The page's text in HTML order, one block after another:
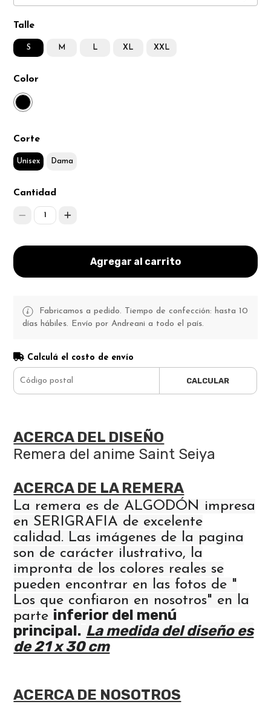
Talle
S M L XL XXL
Color
Corte
Unisex Dama
Cantidad
1
Agregar al carrito
Fabricamos a pedido. Tiempo de confección: hasta 10
días hábiles. Envío por Andreani a todo el país.
Calculá el costo de envío
CALCULAR
ACERCA DEL DISEÑO
Remera del anime Saint Seiya
ACERCA DE LA REMERA
La remera es de ALGODÓN impresa
en SERIGRAFIA de excelente
calidad. Las imágenes de la pagina
son de carácter ilustrativo, la
impronta de los colores reales se
pueden encontrar en las fotos de "
Los que confiaron en nosotros" en la
parte inferior del menú
principal. La medida del diseño es
de 21 x 30 cm
ACERCA DE NOSOTROS